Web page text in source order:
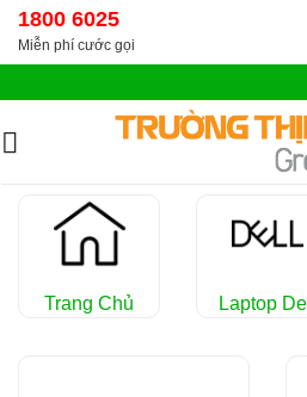
Chuyển
đến
dung
1800 6025
Miễn phí cước gọi
Trang Chủ Laptop Dell